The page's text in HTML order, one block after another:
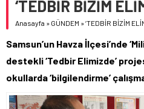
‘TEDBİR BİZİM
Anasayfa » GÜNDEM »‘TEDBİR BİZİM
Samsun’un Havza İlçesi’nde
destekli ‘Tedbir Elimizde’
okullarda ‘bilgilendirme’